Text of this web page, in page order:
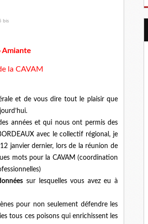
Amiante
la CAVAM
et de vous dire tout le plaisir que
années et qui nous ont permis des
avec le collectif régional, je
janvier dernier, lors de la réunion de
mots pour la CAVAM (coordination
sur lesquelles vous avez eu à
pour non seulement défendre les
tous ces poisons qui enrichissent les